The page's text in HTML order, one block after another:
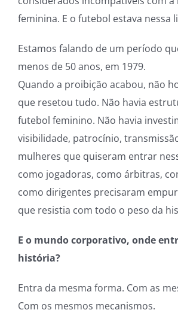
feminina. E o futebol estava nessa
Estamos falando de um período
menos de 50 anos, em 1979.
Quando a proibição acabou, não
que resetou tudo. Não havia
futebol feminino. Não havia
visibilidade, patrocínio,
mulheres que quiseram entrar
como jogadoras, como árbitras,
como dirigentes precisaram
que resistia com todo o peso da
E o mundo corporativo, onde
história?
Entra da mesma forma. Com as
Com os mesmos mecanismos.